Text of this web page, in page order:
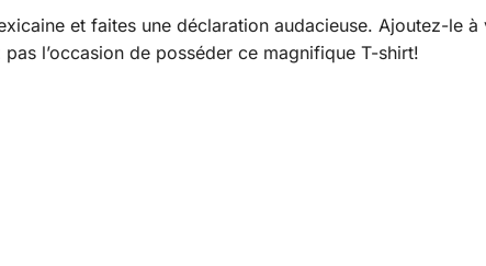
et faites une déclaration audacieuse. Ajoutez-le
l’occasion de posséder ce magnifique T-shirt!